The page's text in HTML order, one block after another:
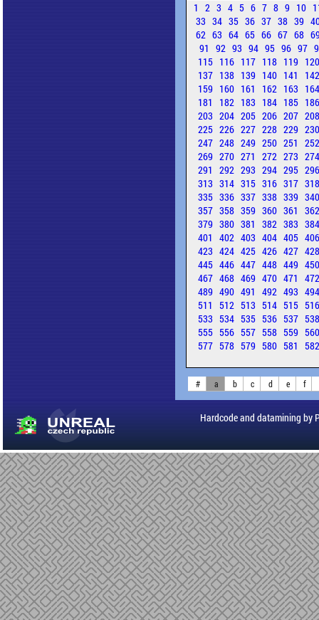
1 2 3 4 5 6 7 8 9 10
33 34 35 36 37 38 39
62 63 64 65 66 67 68
91 92 93 94 95 96 97
115 116 117 118 119
137 138 139 140 141
159 160 161 162 163
181
182 183 184 185
203 204 205 206 207
225 226 227 228 229
247 248 249 250 251
269 270 271 272 273
291 292 293 294 295
313 314 315 316 317
335 336 337 338 339
357 358 359 360 361
379 380 381 382 383
401 402 403 404 405
423 424 425 426 427
445 446 447 448 449
467 468 469 470 471
489 490 491 492 493
511 512 513 514 515
533 534 535 536 537
555 556 557 558 559
577 578 579 580 581
# a b c d e f
Hardcode and datamining by